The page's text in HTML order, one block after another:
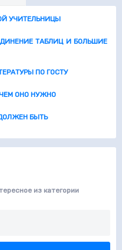
УЧИТЕЛЬНИЦЫ
ТАБЛИЦ И БОЛЬШИЕ
ПО ГОСТУ
ОНО НУЖНО
БЫТЬ
из категории